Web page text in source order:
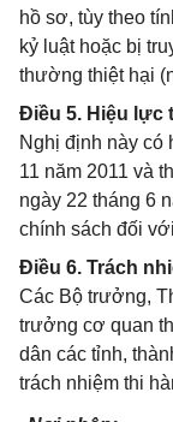
hồ sơ, tùy theo
kỷ luật hoặc bị
thường thiệt hại
Điều 5. Hiệu lực
Nghị định này có
11 năm 2011 và
ngày 22 tháng 6
chính sách đối
Điều 6. Trách
Các Bộ trưởng,
trưởng cơ quan
dân các tỉnh,
trách nhiệm thi